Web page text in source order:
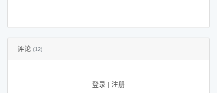
评论 (12)
登录 | 注册